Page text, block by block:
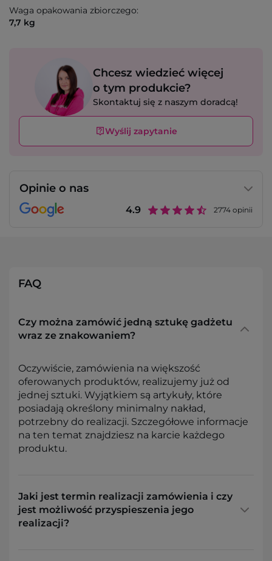
Waga opakowania zbiorczego:
7,7 kg
Chcesz wiedzieć więcej
o tym produkcie?
Skontaktuj się z naszym doradcą!
Wyślij zapytanie
Opinie o nas
4.9 2774 opinii
FAQ
Czy można zamówić jedną sztukę gadżetu
wraz ze znakowaniem?
Oczywiście, zamówienia na większość
oferowanych produktów, realizujemy już od
jednej sztuki. Wyjątkiem są artykuły, które
posiadają określony minimalny nakład,
potrzebny do realizacji. Szczegółowe informacje
na ten temat znajdziesz na karcie każdego
produktu.
Jaki jest termin realizacji zamówienia i czy
jest możliwość przyspieszenia jego
realizacji?